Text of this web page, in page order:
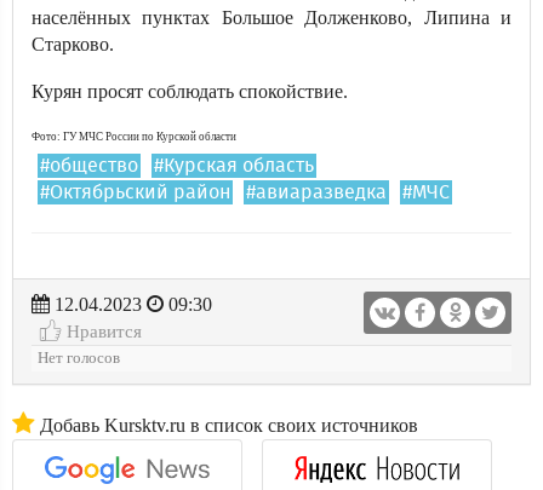
населённых пунктах Большое Долженково, Липина и
Старково.
Курян просят соблюдать спокойствие.
Фото: ГУ МЧС России по Курской области
#общество
#Курская область
#Октябрьский район
#авиаразведка #МЧС
12.04.2023
09:30
Нравится
Нет голосов
Добавь Kursktv.ru в список своих источников